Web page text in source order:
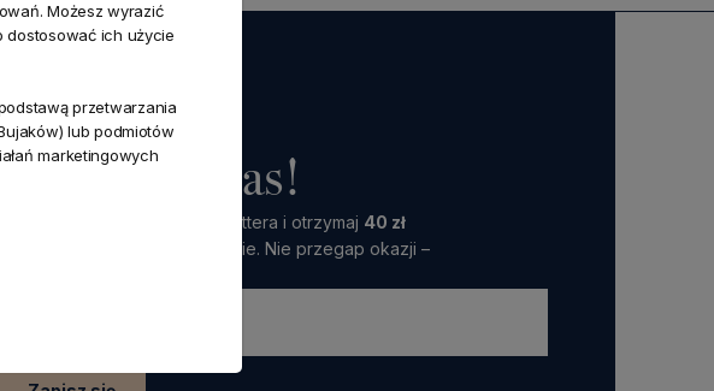
do nas!
Zapisz się do naszego Newslettera i otrzymaj 40 zł
na pierwsze zamówienie. Nie przegap okazji –
Możesz wyrazić
dostosować ich użycie
przetwarzania
lub podmiotów
marketingowych